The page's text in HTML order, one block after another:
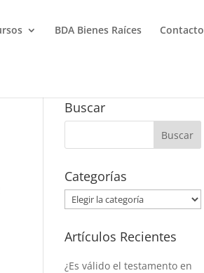
BDA Bienes Raíces Contacto
Buscar
Categorías
Categorías
Artículos Recientes
¿Es válido el testamento en